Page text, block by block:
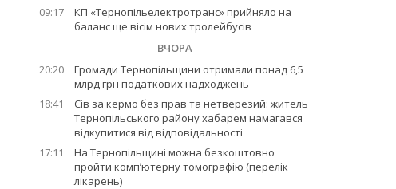
09:17
КП «Тернопільелектротранс» прийняло на
баланс ще вісім нових тролейбусів
ВЧОРА
20:20
Громади Тернопільщини отримали понад 6,5
млрд грн податкових надходжень
18:41
Сів за кермо без прав та нетверезий: житель
Тернопільського району хабарем намагався
відкупитися від відповідальності
17:11
На Тернопільщині можна безкоштовно
пройти комп’ютерну томографію (перелік
лікарень)